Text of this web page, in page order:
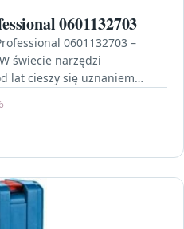
0601132703
0601132703 –
świecie narzędzi
lat cieszy się uznaniem